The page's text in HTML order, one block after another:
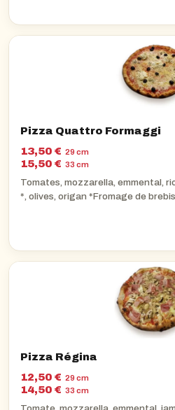
Pizza Quattro Formaggi
13,50 € 29 cm
15,50 € 33 cm
Tomates, mozzarella, emmental,
*, olives, origan *Fromage de brebis
Pizza Régina
12,50 € 29 cm
14,50 € 33 cm